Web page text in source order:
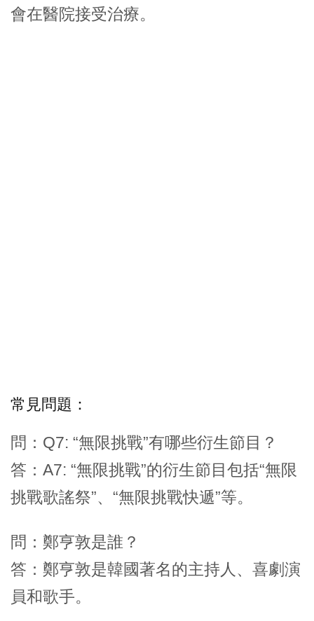
會在醫院接受治療。
常見問題：
問：Q7: “無限挑戰”有哪些衍生節目？
答：A7: “無限挑戰”的衍生節目包括“無限
挑戰歌謠祭”、“無限挑戰快遞”等。
問：鄭亨敦是誰？
答：鄭亨敦是韓國著名的主持人、喜劇演
員和歌手。